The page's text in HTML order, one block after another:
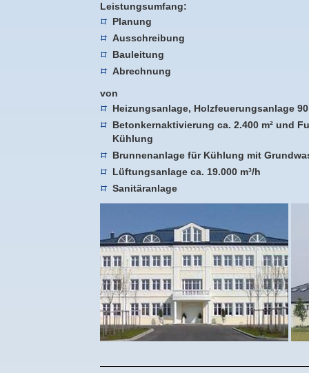
Leistungsumfang:
Planung
Ausschreibung
Bauleitung
Abrechnung
von
Heizungsanlage, Holzfeuerungsanlage
Betonkernaktivierung ca. 2.400 m² und
Kühlung
Brunnenanlage für Kühlung mit
Lüftungsanlage ca. 19.000 m³/h
Sanitäranlage